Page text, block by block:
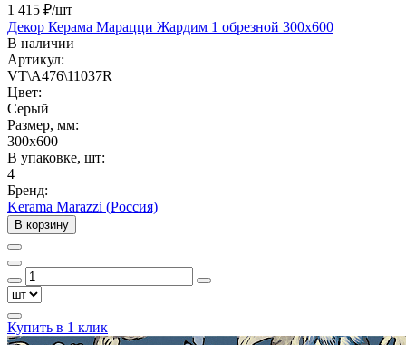
1 415 ₽/шт
Декор Керама Марацци Жардим 1 обрезной 300x600
В наличии
Артикул:
VT\A476\11037R
Цвет:
Серый
Размер, мм:
300x600
В упаковке, шт:
4
Бренд:
Kerama Marazzi (Россия)
В корзину
Купить в 1 клик